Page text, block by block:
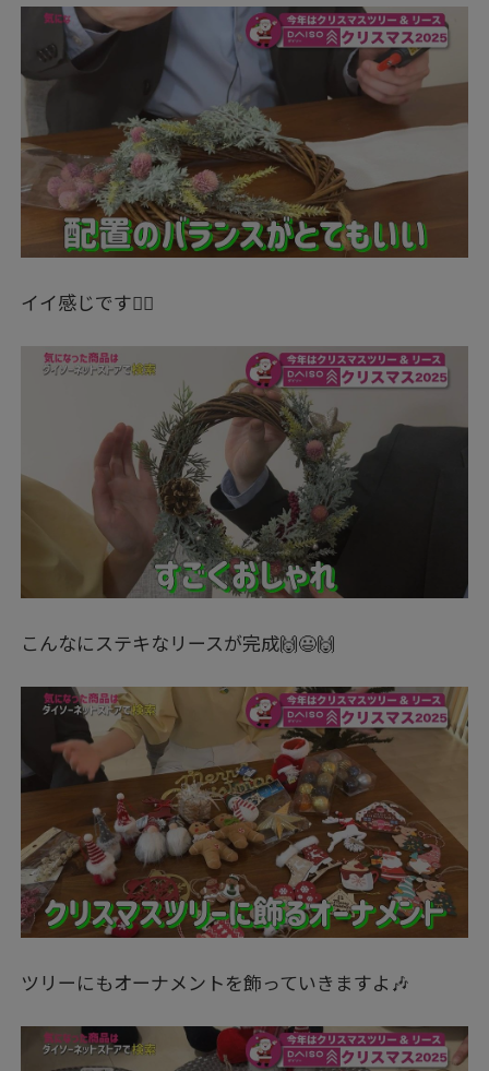
イイ感じです👍🏻
こんなにステキなリースが完成🙌😃🙌
ツリーにもオーナメントを飾っていきますよ🎶